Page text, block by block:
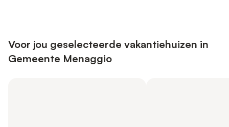
Voor jou geselecteerde vakantiehuizen in
Gemeente Menaggio